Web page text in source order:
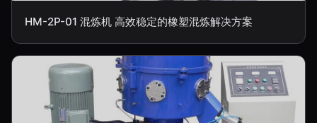
HM-2P-01 混炼机 高效稳定的橡塑混炼解决方案